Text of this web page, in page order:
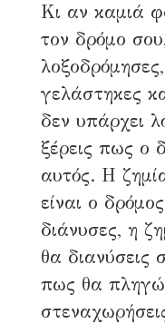
Κι αν καμιά
τον δρόμο
γελάστηκες
δεν υπάρχει
ξέρεις πως ο
αυτός. Η
είναι ο
διάνυσες, η
θα διανύσεις
πως θα